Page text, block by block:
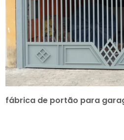
fábrica de portão para